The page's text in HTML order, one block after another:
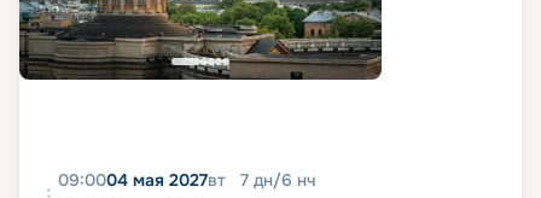
09:0004 мая 2027вт 7 дн/6 нч